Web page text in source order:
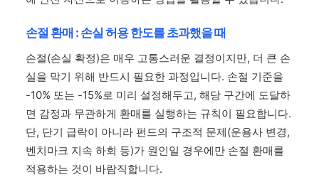
손절 환매 : 손실 허용 한도를 초과했을 때
손절(손실 확정)은 매우 고통스러운 결정이지만, 더 큰 손
실을 막기 위해 반드시 필요한 과정입니다. 손절 기준을
-10% 또는 -15%로 미리 설정해두고, 해당 구간에 도달하
면 감정과 무관하게 환매를 실행하는 규칙이 필요합니다.
단, 단기 급락이 아니라 펀드의 구조적 문제(운용사 변경,
벤치마크 지속 하회 등)가 원인일 경우에만 손절 환매를
적용하는 것이 바람직합니다.